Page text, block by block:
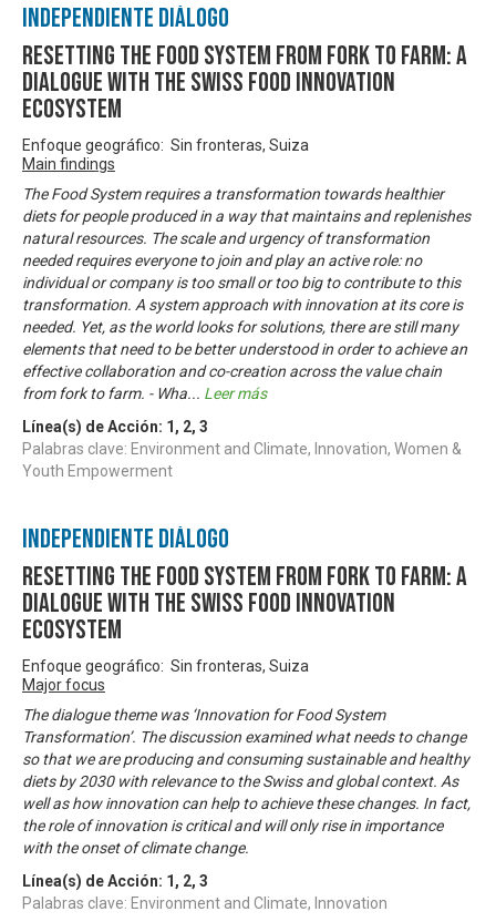
Independiente Diálogo
Resetting the food system from fork to farm: A
dialogue with the Swiss food innovation
ecosystem
Enfoque geográfico: Sin fronteras, Suiza
Main findings
The Food System requires a transformation towards healthier
diets for people produced in a way that maintains and replenishes
natural resources. The scale and urgency of transformation
needed requires everyone to join and play an active role: no
individual or company is too small or too big to contribute to this
transformation. A system approach with innovation at its core is
needed. Yet, as the world looks for solutions, there are still many
elements that need to be better understood in order to achieve an
effective collaboration and co-creation across the value chain
from fork to farm. - Wha... Leer más
Línea(s) de Acción: 1 , 2, 3
Palabras clave: Environment and Climate, Innovation, Women &
Youth Empowerment
Independiente Diálogo
Resetting the food system from fork to farm: A
dialogue with the Swiss food innovation
ecosystem
Enfoque geográfico: Sin fronteras, Suiza
Major focus
The dialogue theme was ‘Innovation for Food System
Transformation’. The discussion examined what needs to change
so that we are producing and consuming sustainable and healthy
diets by 2030 with relevance to the Swiss and global context. As
well as how innovation can help to achieve these changes. In fact,
the role of innovation is critical and will only rise in importance
with the onset of climate change.
Línea(s) de Acción: 1 , 2, 3
Palabras clave: Environment and Climate, Innovation